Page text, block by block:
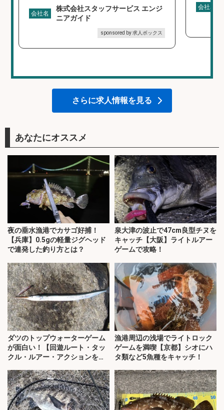
会社名
株式会社スタッフサービス エンジ
ニアガイド
sponsored by 求人ボックス
会社名
さらに求人情報を見る
あなたにオススメ
夜の垂水漁港でカサゴ好捕！
【兵庫】0.5gの軽量ジグヘッド
で連発した釣り方とは？
泉大津の波止で47cm良型チヌを
キャッチ【大阪】ライトルアー
ゲームで攻略！
ダツのトップウォーターゲーム
が面白い！【回遊ルート・タッ
クル・ルアー・アクションを解
漁港周辺の浅場でライトロック
ゲームを満喫【京都】シオにハ
タ類など5魚種をキャッチ！